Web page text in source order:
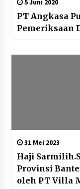
5 Juni 2020
PT Angkasa
Pemeriksaan
31 Mei 2023
Haji
Provinsi
oleh PT Villa